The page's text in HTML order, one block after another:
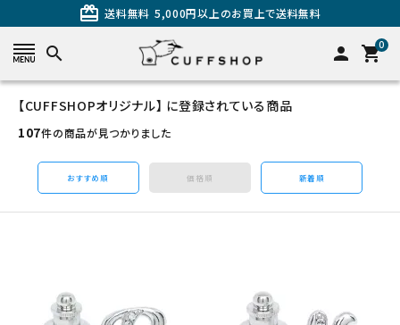
card_giftcard 送料無料 5,000円以上のお買上で送料無料
search person 0
shopping_cart
search
カテゴリーから探す
【CUFFSHOPオリジナル】 に登録されている商品
107件の商品が見つかりました
おすすめ順 価格順 新着順